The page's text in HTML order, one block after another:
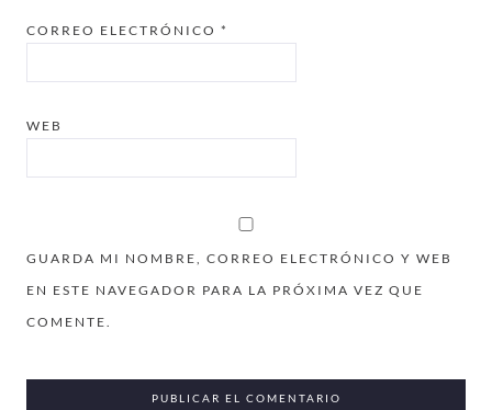
CORREO ELECTRÓNICO *
WEB
GUARDA MI NOMBRE, CORREO ELECTRÓNICO Y WEB
EN ESTE NAVEGADOR PARA LA PRÓXIMA VEZ QUE
COMENTE.